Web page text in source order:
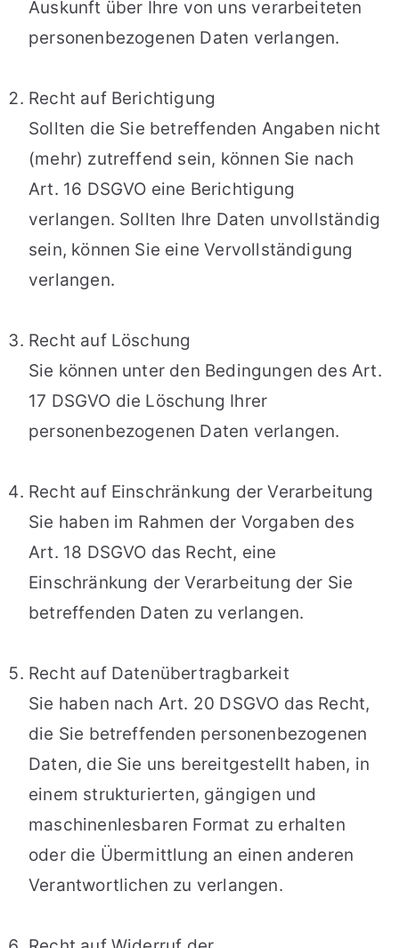
Auskunft über Ihre von uns verarbeiteten
personenbezogenen Daten verlangen.
Recht auf Berichtigung
Sollten die Sie betreffenden Angaben nicht
(mehr) zutreffend sein, können Sie nach
Art. 16 DSGVO eine Berichtigung
verlangen. Sollten Ihre Daten unvollständig
sein, können Sie eine Vervollständigung
verlangen.
Recht auf Löschung
Sie können unter den Bedingungen des Art.
17 DSGVO die Löschung Ihrer
personenbezogenen Daten verlangen.
Recht auf Einschränkung der Verarbeitung
Sie haben im Rahmen der Vorgaben des
Art. 18 DSGVO das Recht, eine
Einschränkung der Verarbeitung der Sie
betreffenden Daten zu verlangen.
Recht auf Datenübertragbarkeit
Sie haben nach Art. 20 DSGVO das Recht,
die Sie betreffenden personenbezogenen
Daten, die Sie uns bereitgestellt haben, in
einem strukturierten, gängigen und
maschinenlesbaren Format zu erhalten
oder die Übermittlung an einen anderen
Verantwortlichen zu verlangen.